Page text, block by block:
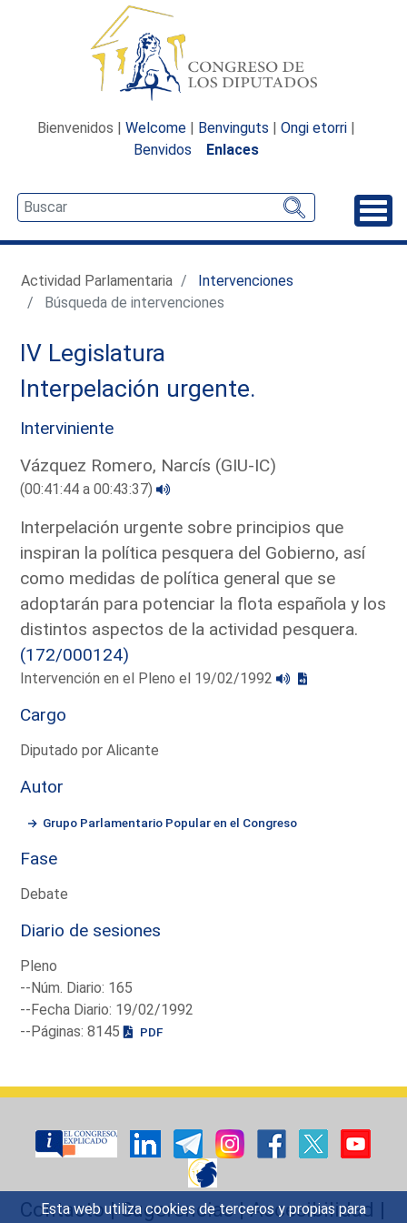
Esta web utiliza cookies de terceros y propias para
Bienvenidos | Welcome | Benvinguts | Ongi etorri |
Benvidos
Enlaces
Actividad Parlamentaria
Intervenciones
Búsqueda de intervenciones
IV Legislatura
Interpelación urgente.
Interviniente
Vázquez Romero, Narcís (GIU-IC)
(00:41:44 a 00:43:37)
Interpelación urgente sobre principios que
inspiran la política pesquera del Gobierno, así
como medidas de política general que se
adoptarán para potenciar la flota española y los
distintos aspectos de la actividad pesquera.
(172/000124)
Intervención en el Pleno el 19/02/1992
Cargo
Diputado por Alicante
Autor
Grupo Parlamentario Popular en el Congreso
Fase
Debate
Diario de sesiones
Pleno
--Núm. Diario: 165
--Fecha Diario: 19/02/1992
--Páginas: 8145
PDF
Contacto|Sugerencias|Accesibilidad |